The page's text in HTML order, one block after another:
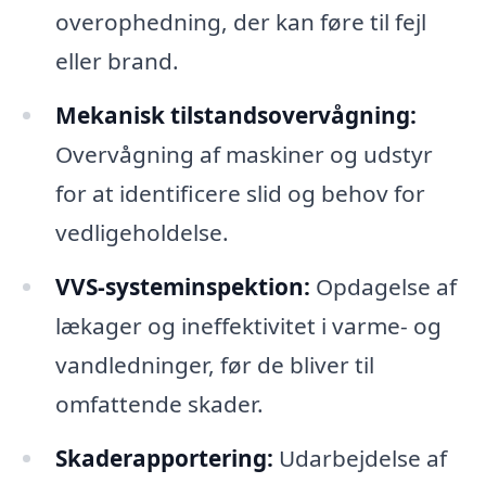
overophedning, der kan føre til fejl
eller brand.
Mekanisk tilstandsovervågning:
Overvågning af maskiner og udstyr
for at identificere slid og behov for
vedligeholdelse.
VVS-systeminspektion: Opdagelse af
lækager og ineffektivitet i varme- og
vandledninger, før de bliver til
omfattende skader.
Skaderapportering: Udarbejdelse af